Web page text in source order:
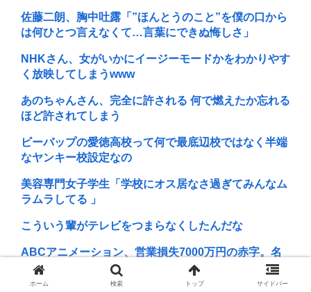
佐藤二朗、胸中吐露「”ほんとうのこと”を僕の口から
は何ひとつ言えなくて…言葉にできぬ悔しさ」
NHKさん、女がいかにイージーモードかをわかりやす
く放映してしまうwww
あのちゃんさん、完全に許される 何で燃えたか忘れる
ほど許されてしまう
ビーバップの愛徳高校って何で最底辺校ではなく半端
なヤンキー校設定なの
美容専門女子学生「学校にオス居なさ過ぎてみんなム
ラムラしてる 」
こういう輩がテレビをつまらなくしたんだな
ABCアニメーション、営業損失7000万円の赤字。名
探偵プリキュアなどの物販を展開
ホーム 検索 トップ サイドバー